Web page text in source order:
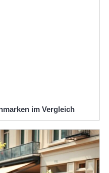
im Vergleich